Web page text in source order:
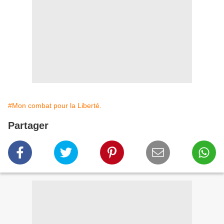
#Mon combat pour la Liberté.
Partager